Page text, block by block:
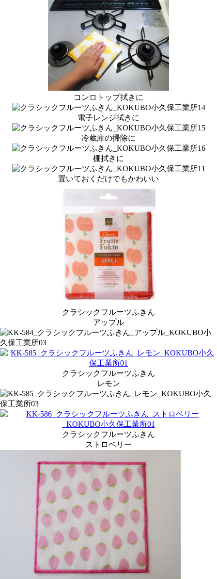
コンロトップ拭きに
電子レンジ拭きに
冷蔵庫の掃除に
棚拭きに
置いておくだけでもかわいい
クラシックフルーツふきん
アップル
クラシックフルーツふきん
レモン
クラシックフルーツふきん
ストロベリー